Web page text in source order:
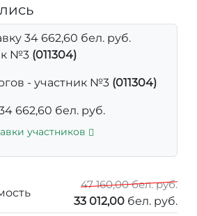
34 662,60 бел. руб.
№3 (011304)
- участник №3 (011304)
662,60 бел. руб.
участников
47 160,00 бел. руб.
33 012,00 бел. руб.